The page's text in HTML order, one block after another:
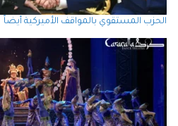
الحزب المستقوي بالمواقف الأميركية أيضاً